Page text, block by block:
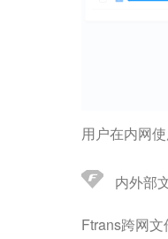
用户在内网
内外部
Ftrans跨网